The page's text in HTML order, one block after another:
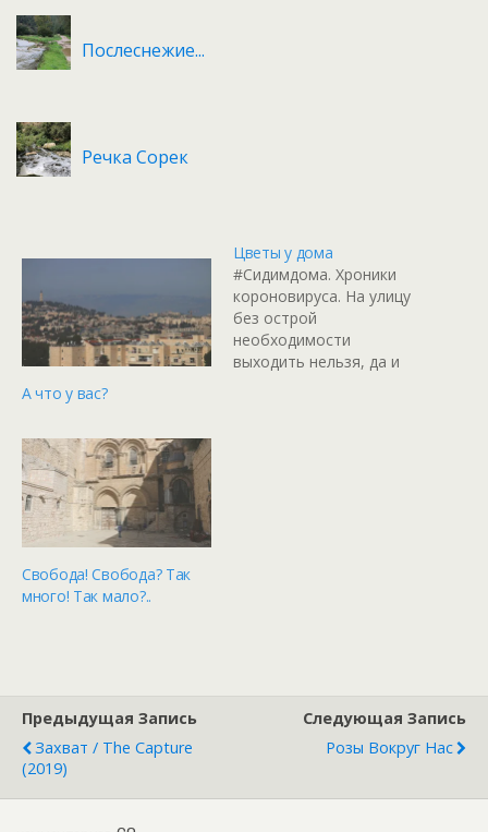
Послеснежие...
Речка Сорек
А что у вас?
Цветы у дома
#Сидимдома. Хроники
короновируса. На улицу
без острой
необходимости
выходить нельзя, да и
Свобода! Свобода? Так
много! Так мало?..
Предыдущая Запись
Захват / The Capture
(2019)
Следующая Запись
Розы Вокруг Нас